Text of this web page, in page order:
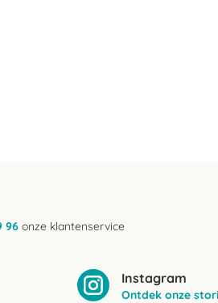
96 onze klantenservice
Instagram
Ontdek onze